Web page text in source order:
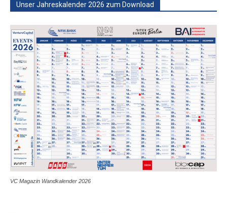
Unser Jahreskalender 2026 zum Download
VC Magazin Wandkalender 2026